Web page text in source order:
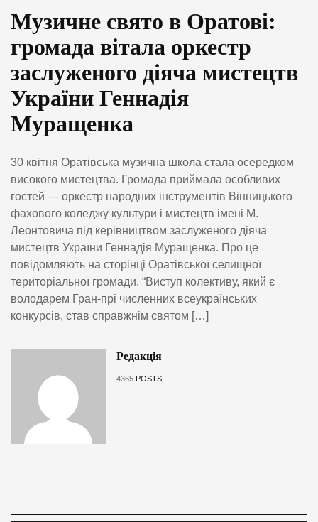
Музичне свято в Оратові:
громада вітала оркестр
заслуженого діяча мистецтв
України Геннадія
Муращенка
30 квітня Оратівська музична школа стала осередком
високого мистецтва. Громада приймала особливих
гостей — оркестр народних інструментів Вінницького
фахового коледжу культури і мистецтв імені М.
Леонтовича під керівництвом заслуженого діяча
мистецтв України Геннадія Муращенка. Про це
повідомляють на сторінці Оратівської селищної
територіальної громади. “Виступ колективу, який є
володарем Гран-прі численних всеукраїнських
конкурсів, став справжнім святом […]
Редакція
4365 POSTS